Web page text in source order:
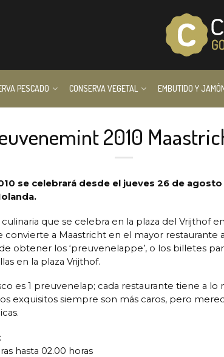
PESCADO CONSERVA VEGETAL EMBUTIDO Y
2010
se celebrará desde el jueves 26 de
que se celebra en la plaza del Vrijthof
a Maastricht en el mayor restaurante
obtener los ‘preuvenelappe’, o los billetes
en la plaza Vrijthof.
es 1 preuvenelap; cada restaurante tiene a
exquisitos siempre son más caros, pero
hasta 02.00 horas